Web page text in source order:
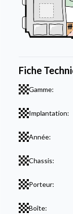
Fiche
Gamme:
Implantation:
Année:
Chassis:
Porteur:
Boîte: